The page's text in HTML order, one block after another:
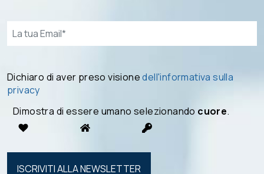
Email*
Dichiaro di aver preso visionedell'informativa sulla
privacy
Dimostra di essere umano selezionando cuore.
Si prega di
lasciare